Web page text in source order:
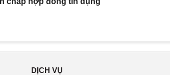
DỊCH VỤ